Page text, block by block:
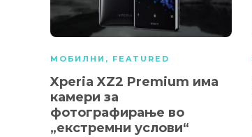
МОБИЛНИ , FEATURED
Xperia XZ2 Premium има
камери за
фотографирање во
„екстремни услови“